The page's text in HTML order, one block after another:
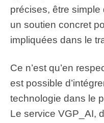
précises, être simple
un soutien concret
impliquées dans le
Ce n’est qu’en
est possible
technologie dans le
Le service VGP_AI,